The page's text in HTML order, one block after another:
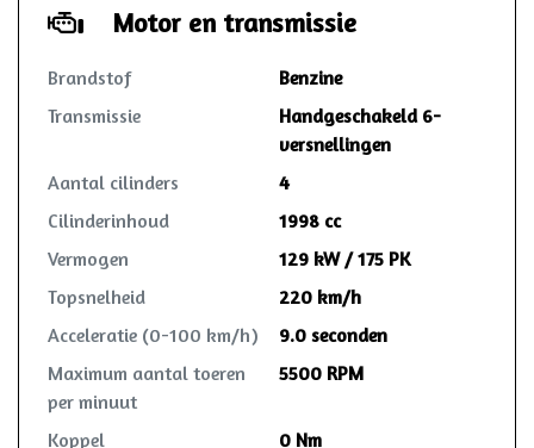
Motor en transmissie
Brandstof
Benzine
Transmissie
Handgeschakeld 6-
versnellingen
Aantal cilinders
4
Cilinderinhoud
1998 cc
Vermogen
129 kW / 175 PK
Topsnelheid
220 km/h
Acceleratie (0-100 km/h)
9.0 seconden
Maximum aantal toeren
per minuut
5500 RPM
Koppel
0 Nm